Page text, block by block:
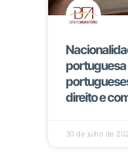
portuguesa
direito e
30 de julho de